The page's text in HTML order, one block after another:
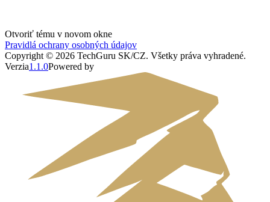
Otvoriť tému v novom okne
Pravidlá ochrany osobných údajov
Copyright © 2026 TechGuru SK/CZ. Všetky práva vyhradené.
Verzia1.1.0Powered by